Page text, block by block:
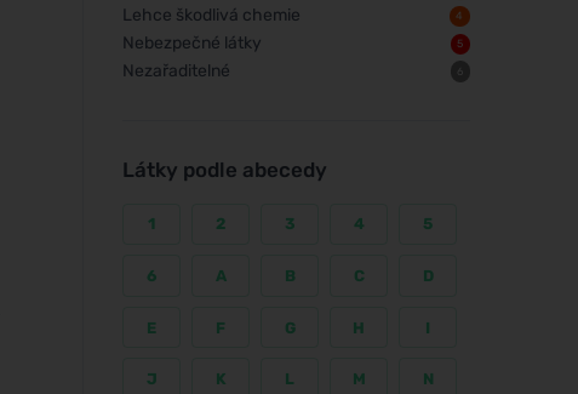
Lehce škodlivá chemie 4
Nebezpečné látky 5
Nezařaditelné
Látky podle abecedy
1 2 3 4 5
6 A B C D
E F G H I
J K L M N